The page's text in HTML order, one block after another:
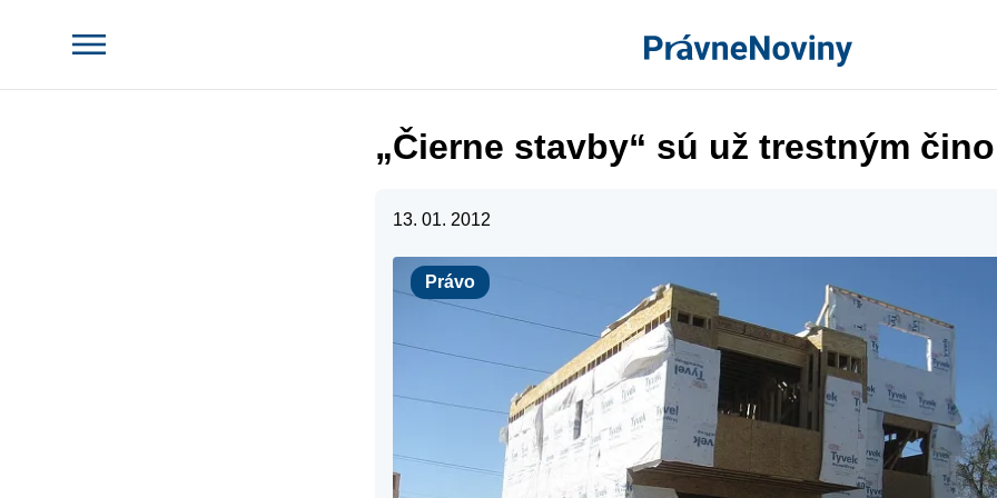
„Čierne stavby“ sú už trestným
13. 01. 2012
Právo
Právo